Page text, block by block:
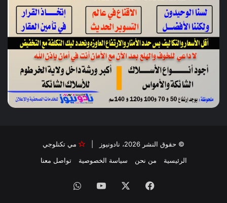
© حقوق النشر 2026، نادونيوز |
مي تكنلوجي
الرئيسية
من نحن سياسة الخصوصية تواصل معنا
فيسبوك ‫YouTube